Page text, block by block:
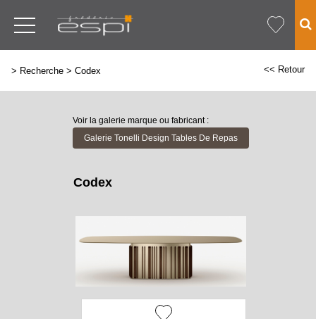
> Recherche > Codex << Retour
Voir la galerie marque ou fabricant :
Galerie Tonelli Design Tables De Repas
Codex